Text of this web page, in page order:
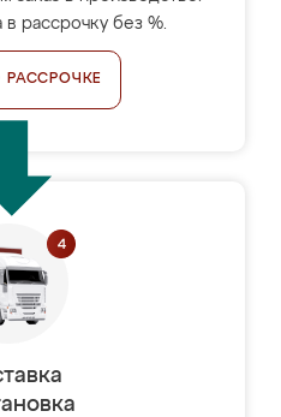
рассрочку без %.
РАССРОЧКЕ